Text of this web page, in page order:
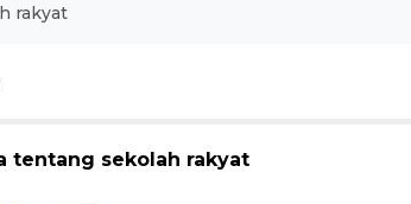
rakyat
tentang sekolah rakyat